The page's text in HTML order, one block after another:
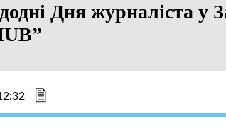
Дня журналіста у